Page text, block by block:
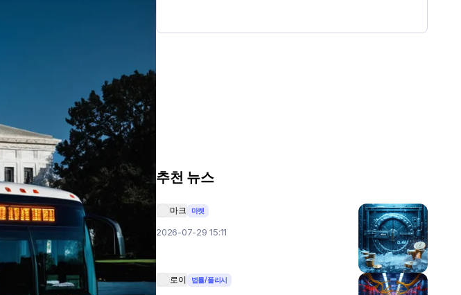
추천 뉴스
마크 마켓
2026-07-29 15:11
로이 법률/폴리시